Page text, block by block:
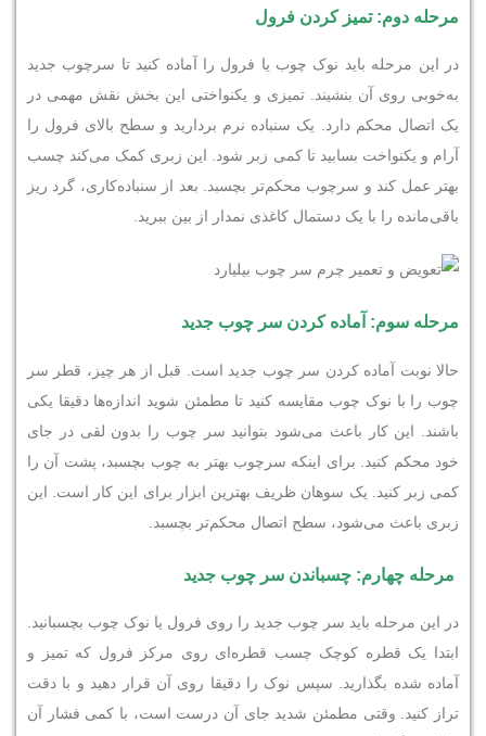
مرحله دوم: تمیز کردن فرول
در این مرحله باید نوک چوب یا فرول را آماده کنید تا سرچوب جدید
به‌خوبی روی آن بنشیند. تمیزی و یکنواختی این بخش نقش مهمی در
یک اتصال محکم دارد. یک سنباده نرم بردارید و سطح بالای فرول را
آرام و یکنواخت بسابید تا کمی زبر شود. این زبری کمک می‌کند چسب
بهتر عمل کند و سرچوب محکم‌تر بچسبد. بعد از سنباده‌کاری، گرد ریز
باقی‌مانده را با یک دستمال کاغذی نمدار از بین ببرید.
مرحله سوم: آماده کردن سر چوب جدید
حالا نوبت آماده‌ کردن سر چوب جدید است. قبل از هر چیز، قطر سر
چوب را با نوک چوب مقایسه کنید تا مطمئن شوید اندازه‌ها دقیقا یکی
باشند. این کار باعث می‌شود بتوانید سر چوب را بدون لقی در جای
خود محکم کنید. برای اینکه سرچوب بهتر به چوب بچسبد، پشت آن را
کمی زبر کنید. یک سوهان ظریف بهترین ابزار برای این کار است. این
زبری باعث می‌شود، سطح اتصال محکم‌تر بچسبد.
مرحله چهارم: چسباندن سر چوب جدید
در این مرحله باید سر چوب جدید را روی فرول یا نوک چوب بچسبانید.
ابتدا یک قطره کوچک چسب قطره‌ای روی مرکز فرول که تمیز و
آماده ‌شده بگذارید. سپس نوک را دقیقا روی آن قرار دهید و با دقت
تراز کنید. وقتی مطمئن شدید جای آن درست است، با کمی فشار آن